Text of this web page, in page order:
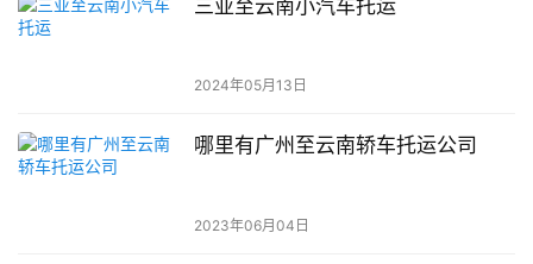
三亚至云南小汽车托运
2024年05月13日
哪里有广州至云南轿车托运公司
2023年06月04日